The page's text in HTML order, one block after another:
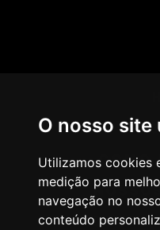
O nosso site
Utilizamos cookies
medição para
navegação no
conteúdo
COMO
CASES